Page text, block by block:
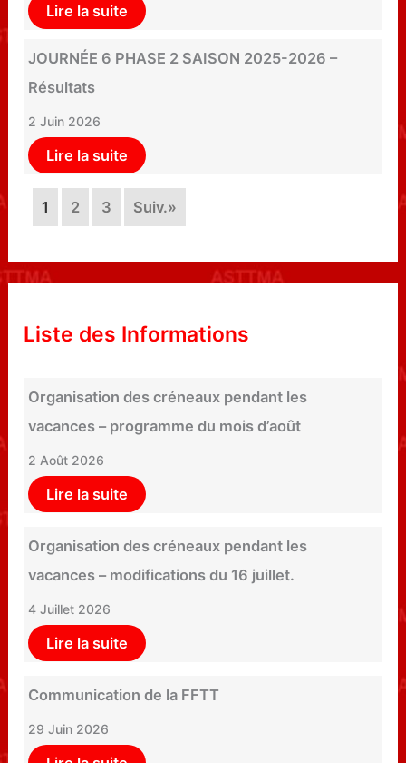
Lire la suite
JOURNÉE 6 PHASE 2 SAISON 2025-2026 –
Résultats
2 Juin 2026
Lire la suite
1 2 3 Suiv.»
Liste des Informations
Organisation des créneaux pendant les
vacances – programme du mois d’août
2 Août 2026
Lire la suite
Organisation des créneaux pendant les
vacances – modifications du 16 juillet.
4 Juillet 2026
Lire la suite
Communication de la FFTT
29 Juin 2026